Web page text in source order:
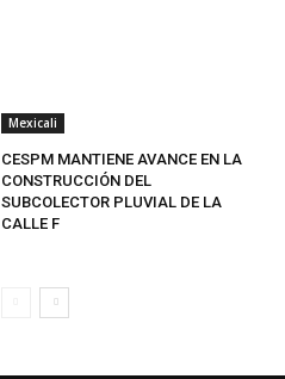
Mexicali
CESPM MANTIENE AVANCE EN LA
CONSTRUCCIÓN DEL
SUBCOLECTOR PLUVIAL DE LA
CALLE F